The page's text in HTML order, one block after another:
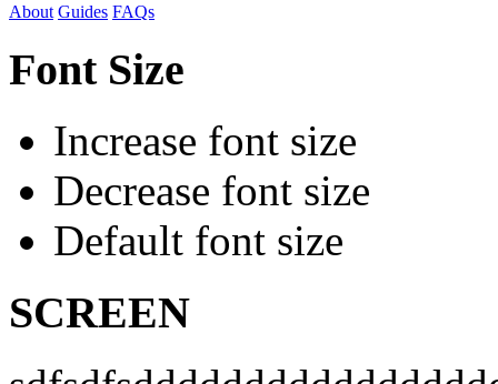
About Guides FAQs
Font Size
Increase font size
Decrease font size
Default font size
SCREEN